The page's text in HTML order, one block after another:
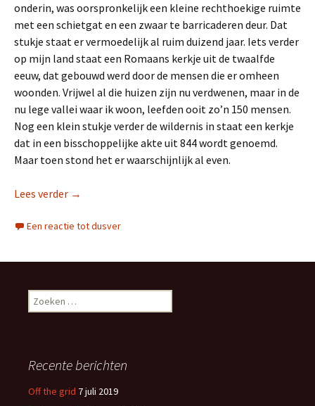
onderin, was oorspronkelijk een kleine rechthoekige ruimte
met een schietgat en een zwaar te barricaderen deur. Dat
stukje staat er vermoedelijk al ruim duizend jaar. Iets verder
op mijn land staat een Romaans kerkje uit de twaalfde
eeuw, dat gebouwd werd door de mensen die er omheen
woonden. Vrijwel al die huizen zijn nu verdwenen, maar in de
nu lege vallei waar ik woon, leefden ooit zo’n 150 mensen.
Nog een klein stukje verder de wildernis in staat een kerkje
dat in een bisschoppelijke akte uit 844 wordt genoemd.
Maar toen stond het er waarschijnlijk al even.
Lees verder Plaatselijke geschiedenis
→
Een reactie tot dusver
o
n
n
Recente berichten
Off the grid 7 juli 2019